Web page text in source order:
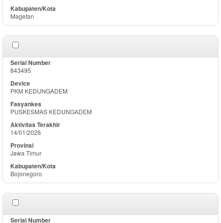
Magetan
843495
PKM KEDUNGADEM
PUSKESMAS KEDUNGADEM
14/01/2026
Jawa Timur
Bojonegoro